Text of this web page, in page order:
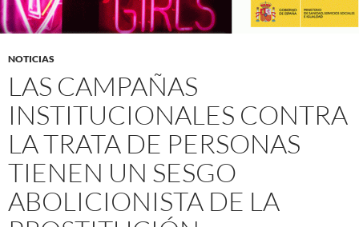
NOTICIAS
LAS CAMPAÑAS
INSTITUCIONALES CONTRA
LA TRATA DE PERSONAS
TIENEN UN SESGO
ABOLICIONISTA DE LA